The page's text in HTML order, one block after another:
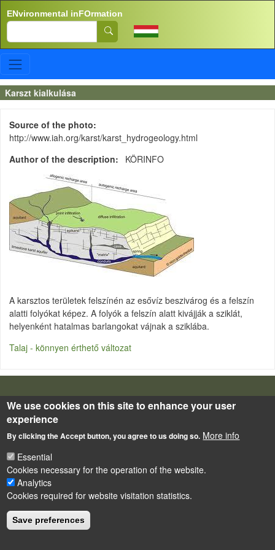
ENvironmental inFOrmation
Search
Karszt kialkulása
Source of the photo
http://www.iah.org/karst/karst_hydrogeology.html
Author of the description
KÖRINFO
A karsztos területek felszínén az esővíz beszivárog és a felszín
alatti folyókat képez. A folyók a felszín alatt kivájják a sziklát,
helyenként hatalmas barlangokat vájnak a sziklába.
Talaj - könnyen érthető változat
LÁBLÉC
Impressum
Powered by
We use cookies on this site to enhance your user
experience
By clicking the Accept button, you agree to us doing so. More info
Essential
Cookies necessary for the operation of the website.
Analytics
Cookies required for website visitation statistics.
Save preferences